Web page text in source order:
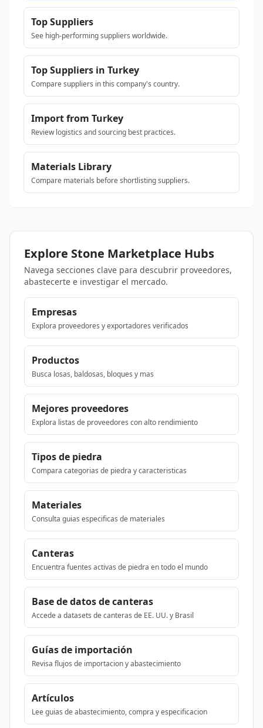
Top Suppliers
See high-performing suppliers worldwide.
Top Suppliers in Turkey
Compare suppliers in this company's country.
Import from Turkey
Review logistics and sourcing best practices.
Materials Library
Compare materials before shortlisting suppliers.
Explore Stone Marketplace Hubs
Navega secciones clave para descubrir proveedores,
abastecerte e investigar el mercado.
Empresas
Explora proveedores y exportadores verificados
Productos
Busca losas, baldosas, bloques y mas
Mejores proveedores
Explora listas de proveedores con alto rendimiento
Tipos de piedra
Compara categorias de piedra y caracteristicas
Materiales
Consulta guias especificas de materiales
Canteras
Encuentra fuentes activas de piedra en todo el mundo
Base de datos de canteras
Accede a datasets de canteras de EE. UU. y Brasil
Guías de importación
Revisa flujos de importacion y abastecimiento
Artículos
Lee guias de abastecimiento, compra y especificacion